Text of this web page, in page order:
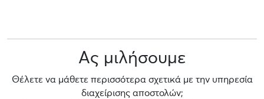
Ας μιλήσουμε
Θέλετε να μάθετε περισσότερα σχετικά με την υπηρεσία
διαχείρισης αποστολών;